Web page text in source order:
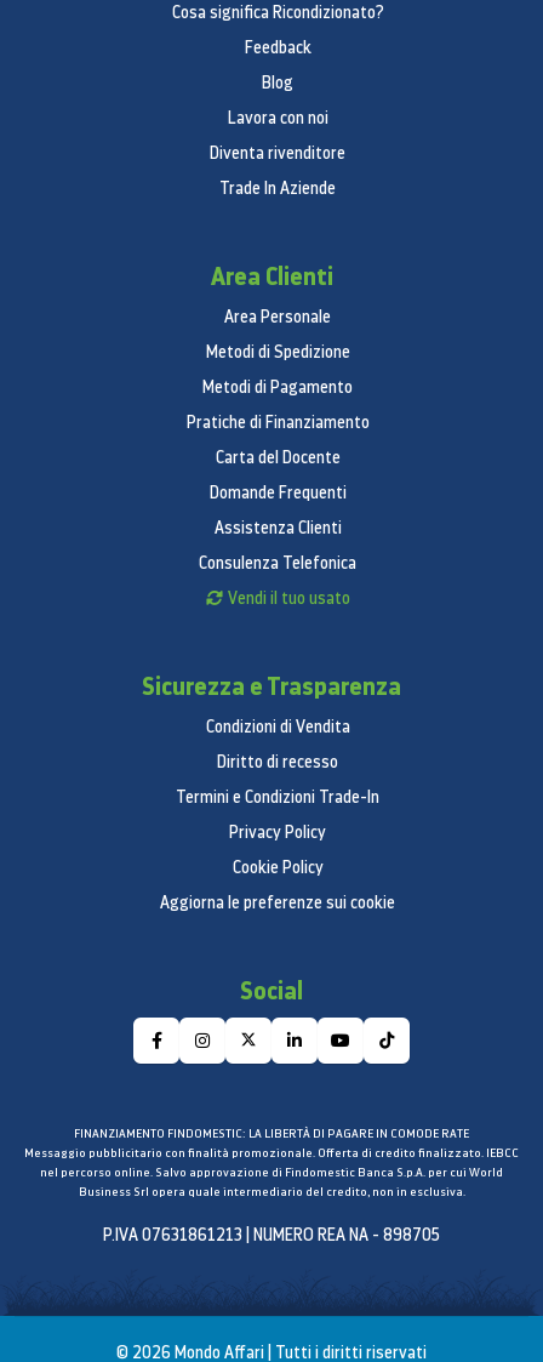
Cosa significa Ricondizionato?
Feedback
Blog
Lavora con noi
Diventa rivenditore
Trade In Aziende
Area Clienti
Area Personale
Metodi di Spedizione
Metodi di Pagamento
Pratiche di Finanziamento
Carta del Docente
Domande Frequenti
Assistenza Clienti
Consulenza Telefonica
Vendi il tuo usato
Sicurezza e Trasparenza
Condizioni di Vendita
Diritto di recesso
Termini e Condizioni Trade-In
Privacy Policy
Cookie Policy
Aggiorna le preferenze sui cookie
Social
FINANZIAMENTO FINDOMESTIC: LA LIBERTÀ DI PAGARE IN COMODE RATE
Messaggio pubblicitario con finalità promozionale. Offerta di credito finalizzato. IEBCC
nel percorso online. Salvo approvazione di Findomestic Banca S.p.A. per cui World
Business Srl opera quale intermediario del credito, non in esclusiva.
P.IVA 07631861213 | NUMERO REA NA - 898705
© 2026 Mondo Affari | Tutti i diritti riservati